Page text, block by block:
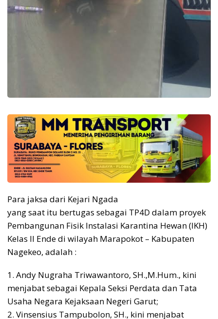
Para jaksa dari Kejari Ngada
yang saat itu bertugas sebagai TP4D dalam proyek
Pembangunan Fisik Instalasi Karantina Hewan (IKH)
Kelas II Ende di wilayah Marapokot – Kabupaten
Nagekeo, adalah :
1. Andy Nugraha Triwawantoro, SH.,M.Hum., kini
menjabat sebagai Kepala Seksi Perdata dan Tata
Usaha Negara Kejaksaan Negeri Garut;
2. Vinsensius Tampubolon, SH., kini menjabat